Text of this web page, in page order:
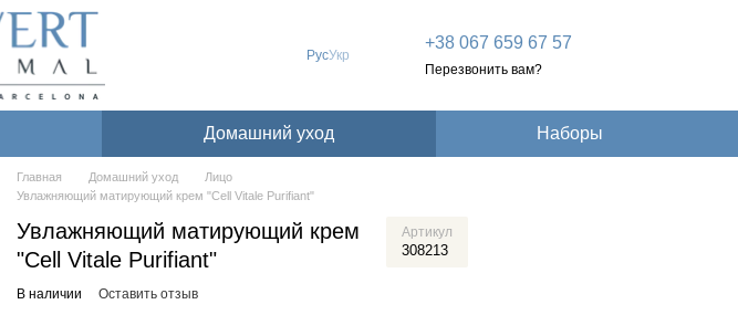
РусУкр
+38 067 659 67 57
Перезвонить вам?
Домашний уход Наборы
Главная Домашний уход
Лицо
Увлажняющий матирующий крем "Cell Vitale Purifiant"
Увлажняющий матирующий крем
"Cell Vitale Purifiant"
Артикул
308213
В наличии Оставить отзыв